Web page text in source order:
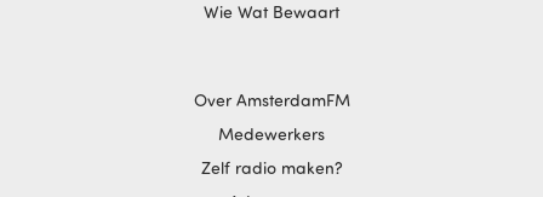
Wie Wat Bewaart
Over AmsterdamFM
Medewerkers
Zelf radio maken?